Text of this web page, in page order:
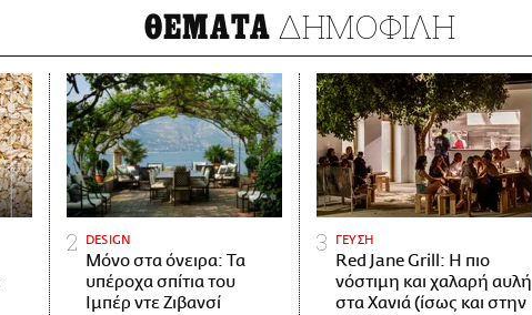
ΘΕΜΑΤΑ ΔΗΜΟΦΙΛΗ
DESIGN
Μόνο στα όνειρα: Τα
υπέροχα σπίτια του
Ιμπέρ ντε Ζιβανσί
ΓΕΥΣΗ
Red Jane Grill: Η πιο
νόστιμη και χαλαρή αυλή
στα Χανιά (ίσως και στην